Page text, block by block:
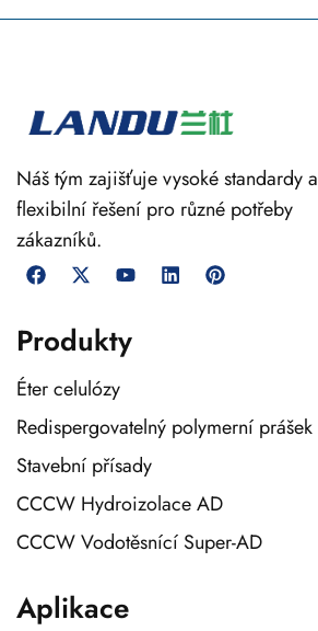
Náš tým zajišťuje vysoké standardy a
flexibilní řešení pro různé potřeby
zákazníků.
Produkty
Éter celulózy
Redispergovatelný polymerní prášek
Stavební přísady
CCCW Hydroizolace AD
CCCW Vodotěsnící Super-AD
Aplikace